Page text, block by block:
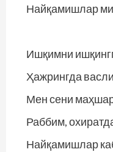
Найқамишлар
Ишқимни
Ҳажрингда
Мен сени
Раббим,
Найқамишлар